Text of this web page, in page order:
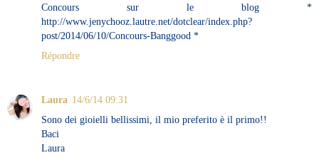
Concours sur le blog *
http://www.jenychooz.lautre.net/dotclear/index.php?
post/2014/06/10/Concours-Banggood *
Répondre
Laura 14/6/14 09:31
Sono dei gioielli bellissimi, il mio preferito è il primo!!
Baci
Laura